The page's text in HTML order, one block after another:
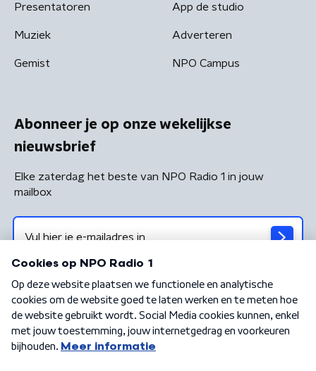
Presentatoren
Muziek
Gemist
App de studio
Adverteren
NPO Campus
Abonneer je op onze wekelijkse
nieuwsbrief
Elke zaterdag het beste van NPO Radio 1 in jouw
mailbox
Algemene voorwaarden